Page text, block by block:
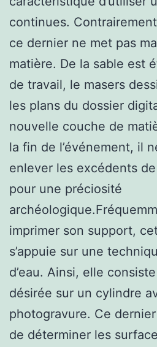
continues.
ce dernier ne met pas
matière. De la sable est
de travail, le masers
les plans du dossier
nouvelle couche de
la fin de l’événement, il
enlever les excédents
pour une préciosité
imprimer son support,
s’appuie sur une
d’eau. Ainsi, elle
désirée sur un cylindre
photogravure. Ce
de déterminer les